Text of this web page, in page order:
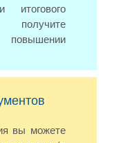
вы можете